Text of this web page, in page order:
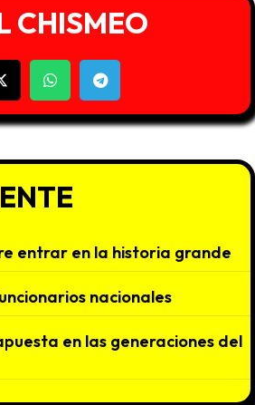
CHISMEO
entrar en la historia grande
nacionales
en las generaciones del